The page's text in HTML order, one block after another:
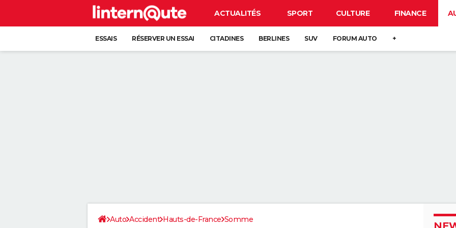
ACTUALITÉS SPORT CULTURE FINANCE
ESSAIS RÉSERVER UN ESSAI CITADINES BERLINES SUV FORUM AUTO +
Auto Accident Hauts-de-France Somme